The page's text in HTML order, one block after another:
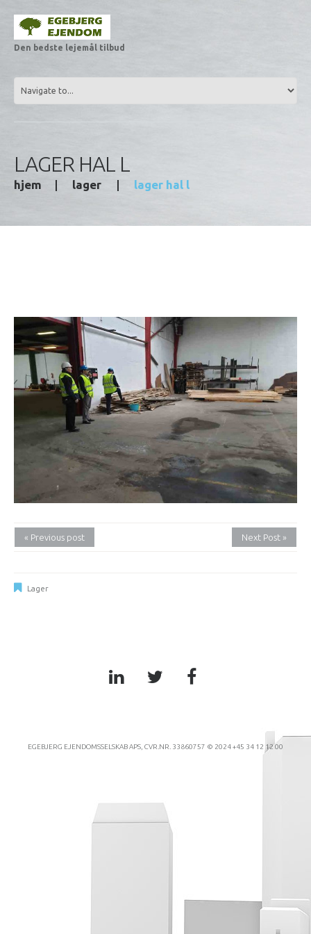
Den bedste lejemål tilbud
LAGER HAL L
hjem lager lager hal l
« Previous post Next Post »
Lager
EGEBJERG EJENDOMSSELSKAB APS, CVR.NR. 33860757 © 2024 +45 34 12 12 00